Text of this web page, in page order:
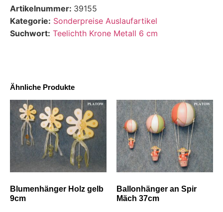
Artikelnummer: 39155
Kategorie: Sonderpreise Auslaufartikel
Suchwort: Teelichth Krone Metall 6 cm
Ähnliche Produkte
Blumenhänger Holz gelb
9cm
Ballonhänger an Spir
Mäch 37cm